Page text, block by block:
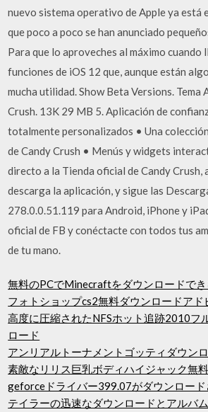
nuevo sistema operativo de Apple ya está
que poco a poco se han anunciado
Para que lo aproveches al máximo cuando
funciones de iOS 12 que, aunque están
mucha utilidad. Show Beta Versions. Tema
Crush. 13K 29 MB 5. Aplicación de
totalmente personalizados • Una
de Candy Crush • Menús y widgets
directo a la Tienda oficial de Candy Crush,
descarga la aplicación, y sigue las
278.0.0.51.119 para Android, iPhone y
oficial de FB y conéctacte con todos tus
de tu mano.
無料のPCでMinecraftをダウンロードで
フォトショップcs2無料ダウンロードアド
高度に圧縮されたNFSホット追跡2010フ
ロード
アンリアルトーナメントゴッティダウン
素敵なリリス巨乳ボディハイジャック無
geforceドライバー399.07がダウンロード
テイラーの迅速なダウンロードとアルバ